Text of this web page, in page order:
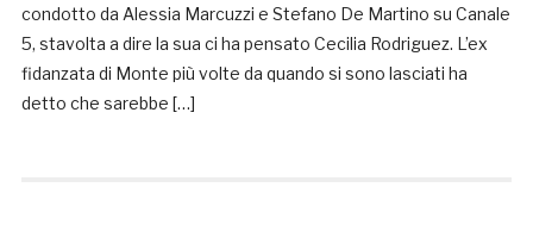
condotto da Alessia Marcuzzi e Stefano De Martino su Canale
5, stavolta a dire la sua ci ha pensato Cecilia Rodriguez. L’ex
fidanzata di Monte più volte da quando si sono lasciati ha
detto che sarebbe […]